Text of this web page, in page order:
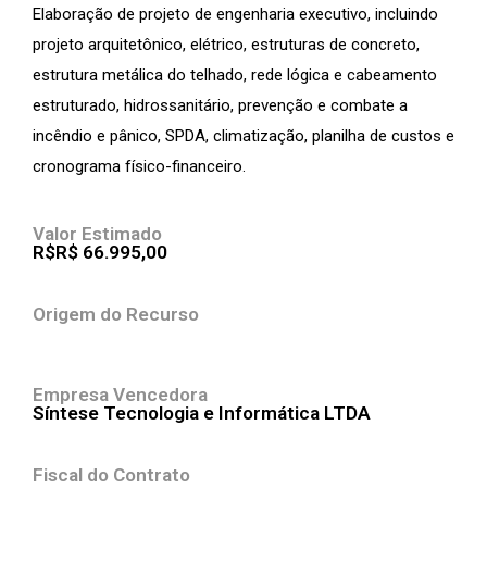
Elaboração de projeto de engenharia executivo, incluindo
projeto arquitetônico, elétrico, estruturas de concreto,
estrutura metálica do telhado, rede lógica e cabeamento
estruturado, hidrossanitário, prevenção e combate a
incêndio e pânico, SPDA, climatização, planilha de custos e
cronograma físico-financeiro.
Valor Estimado
R$R$ 66.995,00
Origem do Recurso
Empresa Vencedora
Síntese Tecnologia e Informática LTDA
Fiscal do Contrato